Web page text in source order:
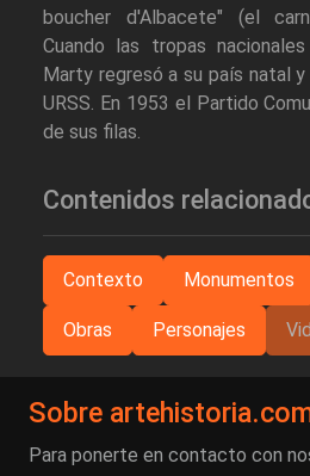
boucher d'Albacete" (el
Cuando las tropas
Marty regresó a su país natal
URSS. En 1953 el Partido
de sus filas.
Contenidos
Contexto Monumentos
Obras Personajes
Sobre
Para ponerte en contacto con